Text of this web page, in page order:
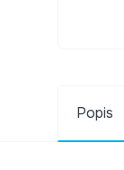
Popis